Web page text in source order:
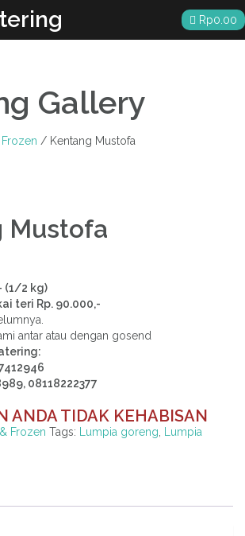
Rp0.00
Gallery
/ Kentang Mustofa
Mustofa
(1/2 kg)
teri Rp. 90.000,-
antar atau dengan gosend
08118222377
ANDA TIDAK KEHABISAN
Frozen Tags: Lumpia goreng
Lumpia